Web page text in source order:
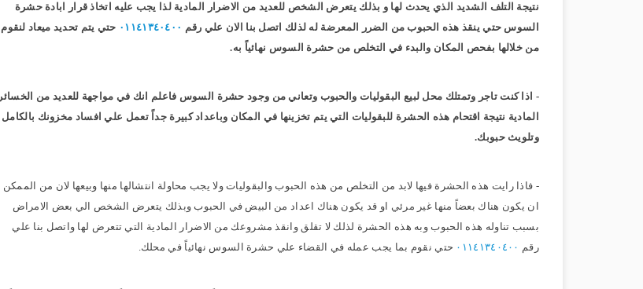
نتيجة التلف الشديد الذي يحدث لها و بذلك يتعرض الشخص للعديد من الاضرار المادية لذا يجب عليه اتخاذ قرار ابادة حشرة
السوس حتي ينقذ هذه الحبوب من الضرر المعرضة له لذلك اتصل بنا الان علي رقم ٠١١٤١٣٤٠٤٠٠ حتي يتم تحديد ميعاد لنقوم
من خلالها بفحص المكان والبدء في التخلص من حشرة السوس نهائياً به.
- اذا كنت تاجر وتمتلك محل لبيع البقوليات والحبوب وتعاني من وجود حشرة السوس فاعلم انك في مواجهة للعديد من الخسائر
المادية نتيجة اقتحام هذه الحشرة للبقوليات التي يتم تخزينها في المكان وباعداد كبيرة جداً تعمل علي افساد مخزونك بالكامل
وتلويث حبوبك.
- فاذا رايت هذه الحشرة فيها لابد من التخلص من هذه الحبوب والبقوليات ولا يجب محاولة انتشالها منها وبيعها لان من الممكن
ان يكون هناك بعضاً منها غير مرئي او قد يكون هناك اعداد من البيض في الحبوب وبذلك يتعرض الشخص الي بعض الامراض
بسبب تناوله هذه الحبوب وبه هذه الحشرة لذلك لا تقلق وانقذ مشروعك من الاضرار المادية التي تتعرض لها واتصل بنا علي
رقم ٠١١٤١٣٤٠٤٠٠ حتي نقوم بما يجب عمله في القضاء علي حشرة السوس نهائياً في محلك.